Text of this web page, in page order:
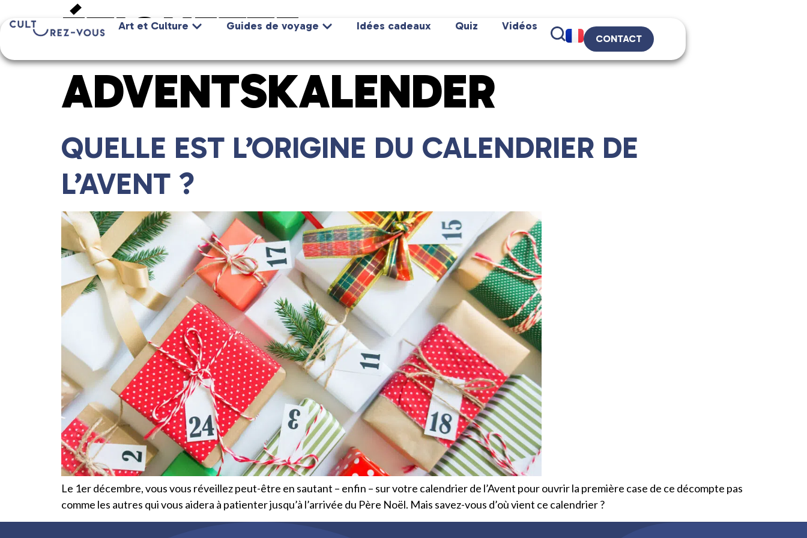
Art et Culture Guides de voyage Idées cadeaux Quiz Vidéos
CONTACT
ÉTIQUETTE :
ADVENTSKALENDER
QUELLE EST L’ORIGINE DU CALENDRIER DE
L’AVENT ?
Le 1er décembre, vous vous réveillez peut-être en sautant – enfin – sur votre calendrier de l’Avent pour ouvrir la première case de ce décompte pas
comme les autres qui vous aidera à patienter jusqu’à l’arrivée du Père Noël. Mais savez-vous d’où vient ce calendrier ?